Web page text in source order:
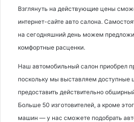
Взглянуть на действующие цены
интернет-сайте авто салона.
на сегодняшний день можем
комфортные расценки.
Наш автомобильный салон приобрел
поскольку мы выставляем
предоставить действительно
Больше 50 изготовителей, а кроме
машин — у нас сможете подобрать